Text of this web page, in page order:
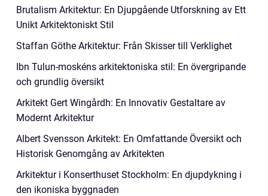
Brutalism Arkitektur: En Djupgående Utforskning av Ett
Unikt Arkitektoniskt Stil
Staffan Göthe Arkitektur: Från Skisser till Verklighet
Ibn Tulun-moskéns arkitektoniska stil: En övergripande
och grundlig översikt
Arkitekt Gert Wingårdh: En Innovativ Gestaltare av
Modernt Arkitektur
Albert Svensson Arkitekt: En Omfattande Översikt och
Historisk Genomgång av Arkitekten
Arkitektur i Konserthuset Stockholm: En djupdykning i
den ikoniska byggnaden